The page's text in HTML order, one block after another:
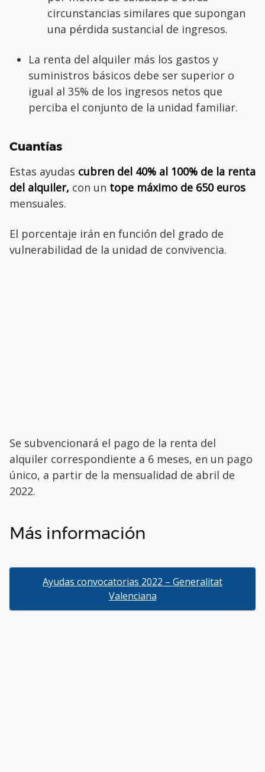
circunstancias similares que supongan
una pérdida sustancial de ingresos.
La renta del alquiler más los gastos y
suministros básicos debe ser superior o
igual al 35% de los ingresos netos que
perciba el conjunto de la unidad familiar.
Cuantías
Estas ayudas cubren del 40% al 100% de la renta
del alquiler, con un tope máximo de 650 euros
mensuales.
El porcentaje irán en función del grado de
vulnerabilidad de la unidad de convivencia.
Se subvencionará el pago de la renta del
alquiler correspondiente a 6 meses, en un pago
único, a partir de la mensualidad de abril de
2022.
Más información
Ayudas convocatorias 2022 – Generalitat
Valenciana